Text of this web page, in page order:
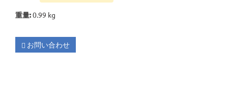
重量:0.99 kg
お問い合わせ